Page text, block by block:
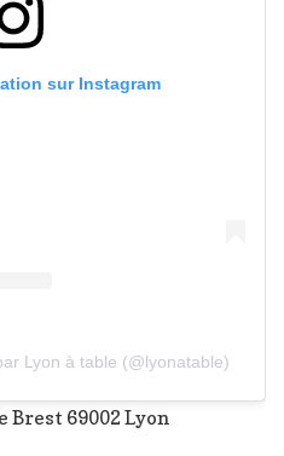
sur Instagram
Lyon à table (@lyonatable)
Brest 69002 Lyon